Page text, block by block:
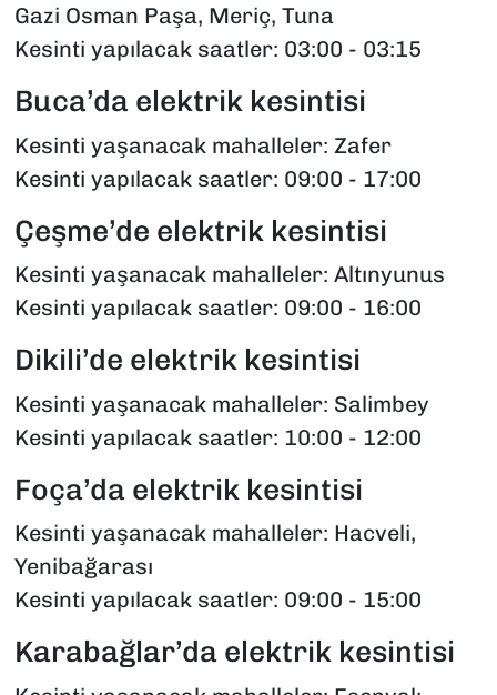
Gazi Osman Paşa, Meriç, Tuna
Kesinti yapılacak saatler: 03:00 - 03:15
Buca’da elektrik kesintisi
Kesinti yaşanacak mahalleler: Zafer
Kesinti yapılacak saatler: 09:00 - 17:00
Çeşme’de elektrik kesintisi
Kesinti yaşanacak mahalleler: Altınyunus
Kesinti yapılacak saatler: 09:00 - 16:00
Dikili’de elektrik kesintisi
Kesinti yaşanacak mahalleler: Salimbey
Kesinti yapılacak saatler: 10:00 - 12:00
Foça’da elektrik kesintisi
Kesinti yaşanacak mahalleler: Hacveli,
Yenibağarası
Kesinti yapılacak saatler: 09:00 - 15:00
Karabağlar’da elektrik kesintisi